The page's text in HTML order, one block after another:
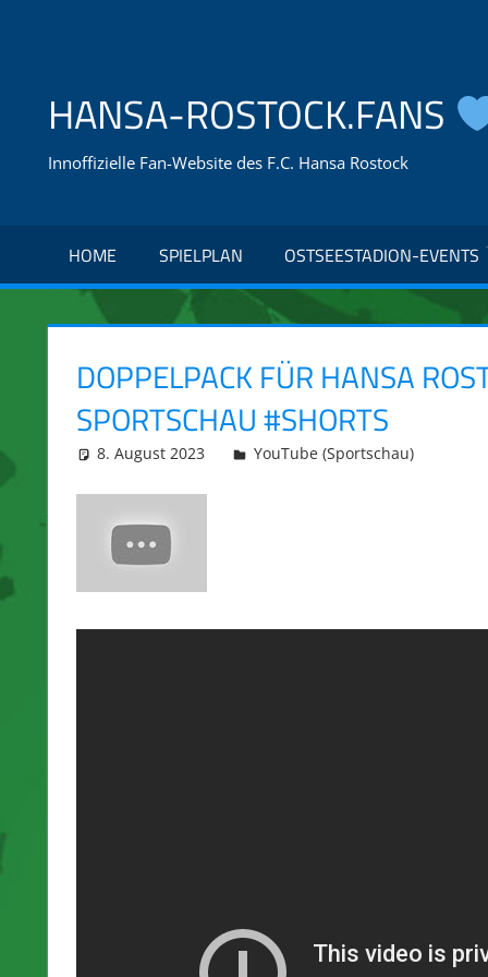
HANSA-ROSTOCK.FANS
Innoffizielle Fan-Website des F.C. Hansa Rostock
HOME SPIELPLAN OSTSEESTADION-EVENTS
DOPPELPACK FÜR HANSA
SPORTSCHAU #SHORTS
8. August 2023 integromat
YouTube (Sportschau)